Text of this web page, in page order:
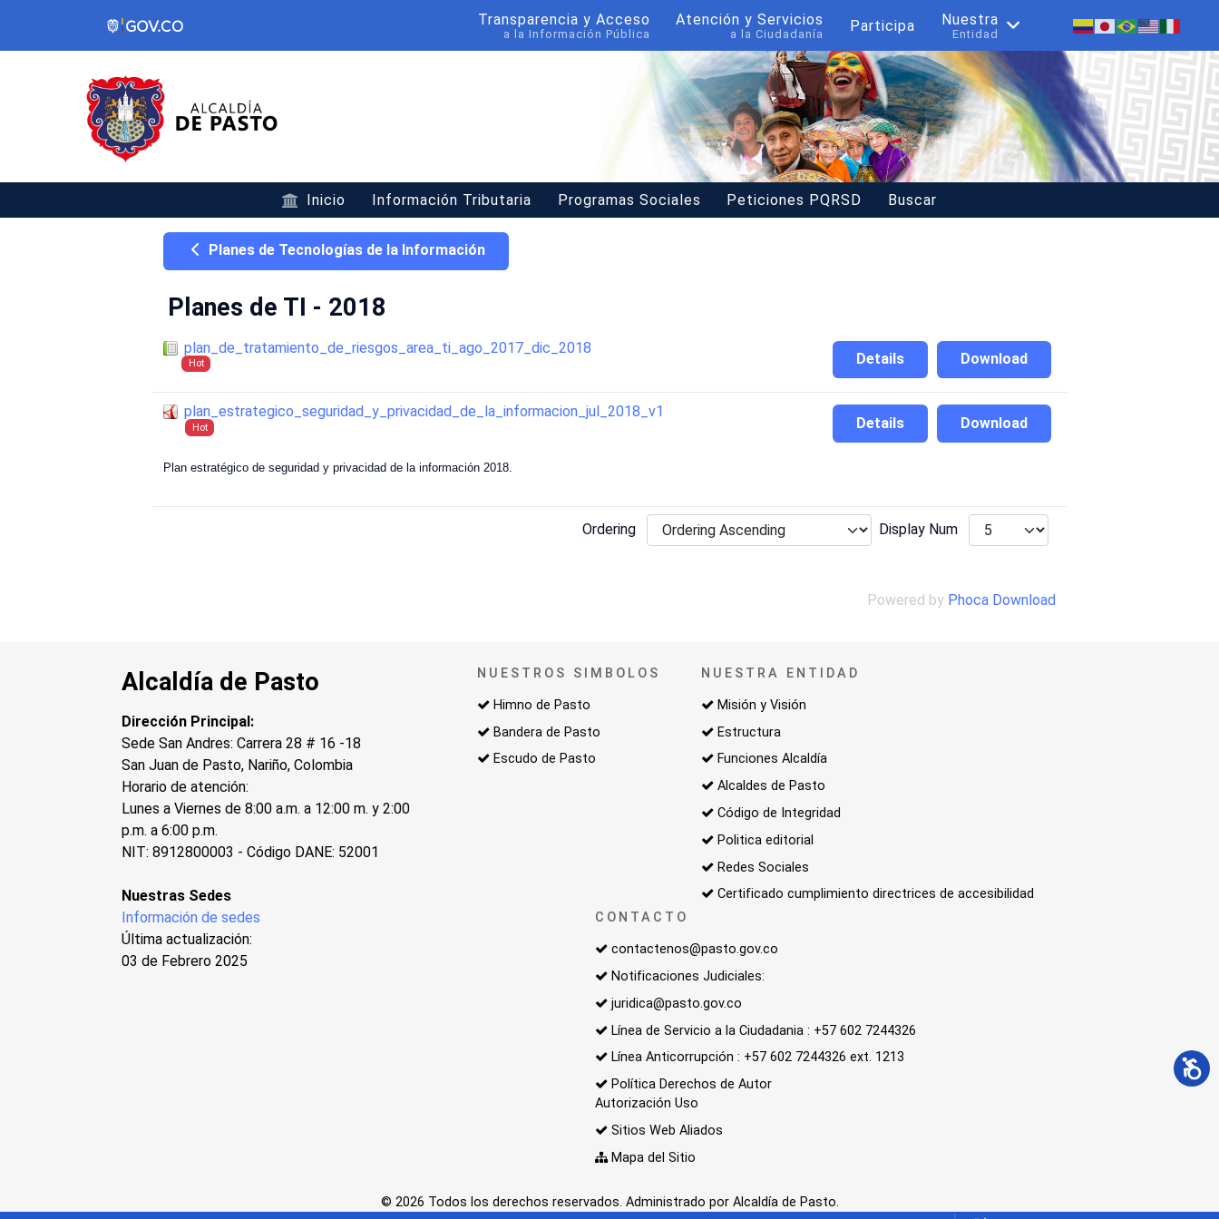
Transparencia y Acceso
a la Información Pública
Atención y Servicios
a la Ciudadanía Participa Nuestra
Entidad
Inicio Información Tributaria Programas Sociales Peticiones PQRSD Buscar
Planes de Tecnologías de la Información
Planes de TI - 2018
plan_de_tratamiento_de_riesgos_area_ti_ago_2017_dic_2018
Hot Download
Details
plan_estrategico_seguridad_y_privacidad_de_la_informacion_jul_2018_v1
Hot Download
Details
Plan estratégico de seguridad y privacidad de la información 2018.
Ordering Display Num
Powered by Phoca Download
Alcaldía de Pasto
Dirección Principal:
Sede San Andres: Carrera 28 # 16 -18
San Juan de Pasto, Nariño, Colombia
Horario de atención:
Lunes a Viernes de 8:00 a.m. a 12:00 m. y 2:00
p.m. a 6:00 p.m.
NIT: 8912800003 - Código DANE: 52001
Nuestras Sedes
Información de sedes
Última actualización:
03 de Febrero 2025
NUESTROS SIMBOLOS
Himno de Pasto
Bandera de Pasto
Escudo de Pasto
NUESTRA ENTIDAD
Misión y Visión
Estructura
Funciones Alcaldía
Alcaldes de Pasto
Código de Integridad
Politica editorial
Redes Sociales
Certificado cumplimiento directrices de accesibilidad
CONTACTO
contactenos@pasto.gov.co
Notificaciones Judiciales:
juridica@pasto.gov.co
Línea de Servicio a la Ciudadania : +57 602 7244326
Línea Anticorrupción : +57 602 7244326 ext. 1213
Política Derechos de Autor
Autorización Uso
Sitios Web Aliados
Mapa del Sitio
© 2026 Todos los derechos reservados. Administrado por Alcaldía de Pasto.